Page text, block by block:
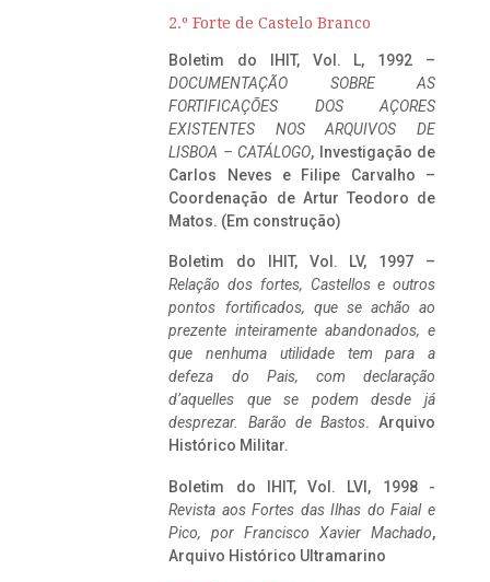
2.º Forte de Castelo Branco
Boletim do IHIT, Vol. L, 1992 –
DOCUMENTAÇÃO SOBRE AS
FORTIFICAÇÕES DOS AÇORES
EXISTENTES NOS ARQUIVOS DE
LISBOA – CATÁLOGO, Investigação de
Carlos Neves e Filipe Carvalho –
Coordenação de Artur Teodoro de
Matos. (Em construção)
Boletim do IHIT, Vol. LV, 1997 –
Relação dos fortes, Castellos e outros
pontos fortificados, que se achão ao
prezente inteiramente abandonados, e
que nenhuma utilidade tem para a
defeza do Pais, com declaração
d’aquelles que se podem desde já
desprezar. Barão de Bastos. Arquivo
Histórico Militar.
Boletim do IHIT, Vol. LVI, 1998 -
Revista aos Fortes das Ilhas do Faial e
Pico, por Francisco Xavier Machado,
Arquivo Histórico Ultramarino